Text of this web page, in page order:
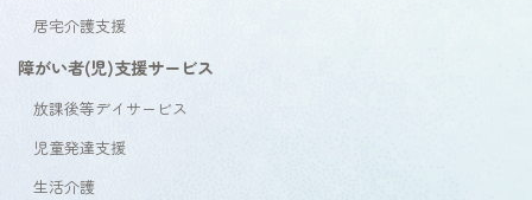
居宅介護支援
障がい者(児)支援サービス
放課後等デイサービス
児童発達支援
生活介護